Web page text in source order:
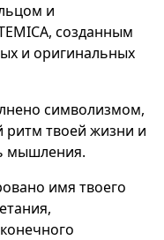
и
созданным
и оригинальных
символизмом,
ритм твоей жизни и
мышления.
имя твоего